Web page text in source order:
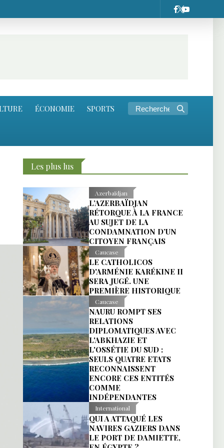
ÉCONOMIE SPORTS
Les plus lus
Azerbaïdjan
L’AZERBAÏDJAN
RÉTORQUE À LA FRANCE
AU SUJET DE LA
CONDAMNATION D’UN
CITOYEN FRANÇAIS
Caucase
LE CATHOLICOS
D'ARMÉNIE KARÉKINE II
SERA JUGÉ. UNE
PREMIÈRE HISTORIQUE
Caucase
NAURU ROMPT SES
RELATIONS
DIPLOMATIQUES AVEC
L'ABKHAZIE ET
L'OSSÉTIE DU SUD :
SEULS QUATRE ETATS
RECONNAISSENT
ENCORE CES ENTITÉS
COMME
INDÉPENDANTES
International
QUI A ATTAQUÉ LES
NAVIRES GAZIERS DANS
LE PORT DE DAMIETTE,